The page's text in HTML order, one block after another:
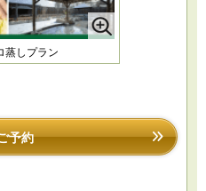
蒸しプラン
予約